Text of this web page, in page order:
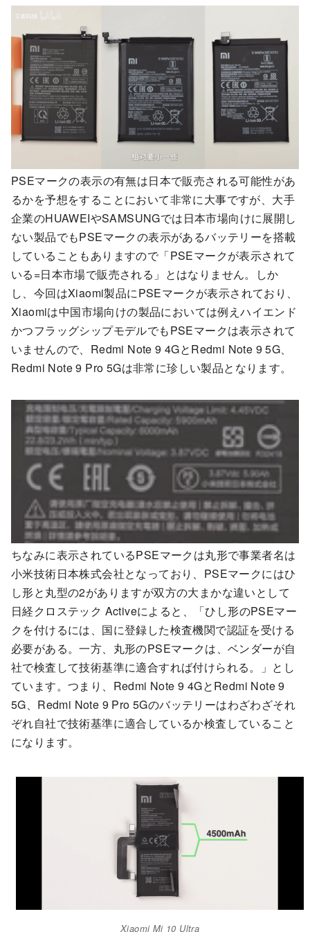
PSEマークの表示の有無は日本で販売される可能性があ
るかを予想をすることにおいて非常に大事ですが、大手
企業のHUAWEIやSAMSUNGでは日本市場向けに展開し
ない製品でもPSEマークの表示があるバッテリーを搭載
していることもありますので「PSEマークが表示されて
いる=日本市場で販売される」とはなりません。しか
し、今回はXiaomi製品にPSEマークが表示されており、
Xiaomiは中国市場向けの製品においては例えハイエンド
かつフラッグシップモデルでもPSEマークは表示されて
いませんので、Redmi Note 9 4GとRedmi Note 9 5G、
Redmi Note 9 Pro 5Gは非常に珍しい製品となります。
ちなみに表示されているPSEマークは丸形で事業者名は
小米技術日本株式会社となっており、PSEマークにはひ
し形と丸型の2がありますが双方の大まかな違いとして
日経クロステック Activeによると、「ひし形のPSEマー
クを付けるには、国に登録した検査機関で認証を受ける
必要がある。一方、丸形のPSEマークは、ベンダーが自
社で検査して技術基準に適合すれば付けられる。」とし
ています。つまり、Redmi Note 9 4GとRedmi Note 9
5G、Redmi Note 9 Pro 5Gのバッテリーはわざわざそれ
ぞれ自社で技術基準に適合しているか検査していること
になります。
Xiaomi Mi 10 Ultra